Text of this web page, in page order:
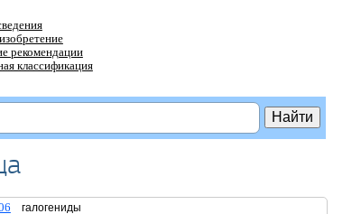
рекомендации
классификация
галогениды